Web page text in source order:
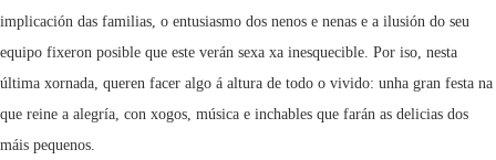
implicación das familias, o entusiasmo dos nenos e nenas e a ilusión do seu
equipo fixeron posible que este verán sexa xa inesquecible. Por iso, nesta
última xornada, queren facer algo á altura de todo o vivido: unha gran festa na
que reine a alegría, con xogos, música e inchables que farán as delicias dos
máis pequenos.